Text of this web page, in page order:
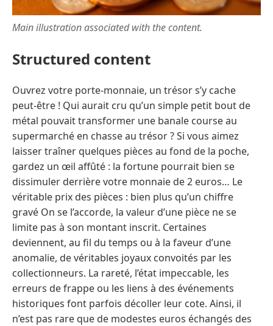
Main illustration associated with the content.
Structured content
Ouvrez votre porte-monnaie, un trésor s’y cache
peut-être ! Qui aurait cru qu’un simple petit bout de
métal pouvait transformer une banale course au
supermarché en chasse au trésor ? Si vous aimez
laisser traîner quelques pièces au fond de la poche,
gardez un œil affûté : la fortune pourrait bien se
dissimuler derrière votre monnaie de 2 euros… Le
véritable prix des pièces : bien plus qu’un chiffre
gravé On se l’accorde, la valeur d’une pièce ne se
limite pas à son montant inscrit. Certaines
deviennent, au fil du temps ou à la faveur d’une
anomalie, de véritables joyaux convoités par les
collectionneurs. La rareté, l’état impeccable, les
erreurs de frappe ou les liens à des événements
historiques font parfois décoller leur cote. Ainsi, il
n’est pas rare que de modestes euros échangés des